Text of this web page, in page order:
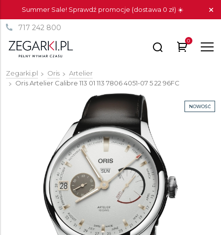
Summer Sale! Sprawdź promocje (dostawa 0 zł) ☀️
717 242 800
0
Zegarki.pl Oris
Artelier
Oris Artelier Calibre 113 01 113 7806 4051-07 5 22 96FC
NOWOŚĆ